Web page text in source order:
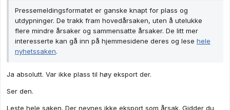
Pressemeldingsformatet er ganske knapt for plass og
utdypninger. De trakk fram hovedårsaken, uten å utelukke
flere mindre årsaker og sammensatte årsaker. De litt mer
interesserte kan gå inn på hjemmesidene deres og lese hele
nyhetssaken.
Ja absolutt. Var ikke plass til høy eksport der.
Ser den.
Leste hele saken. Der nevnes ikke eksport som årsak. Gidder du